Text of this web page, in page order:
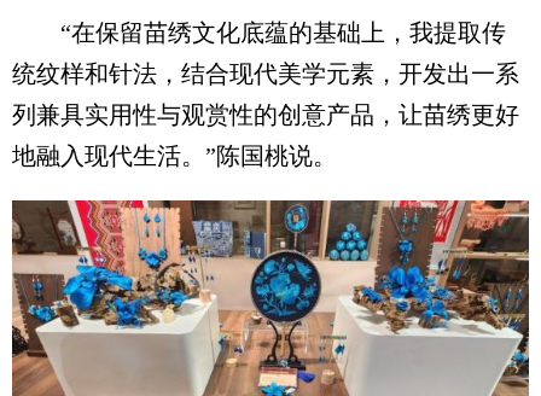
“在保留苗绣文化底蕴的基础上，我提取传
统纹样和针法，结合现代美学元素，开发出一系
列兼具实用性与观赏性的创意产品，让苗绣更好
地融入现代生活。”陈国桃说。